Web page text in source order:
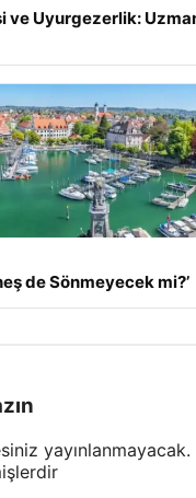
ve Uyurgezerlik:
de Sönmeyecek mi?’
yayınlanmayacak.